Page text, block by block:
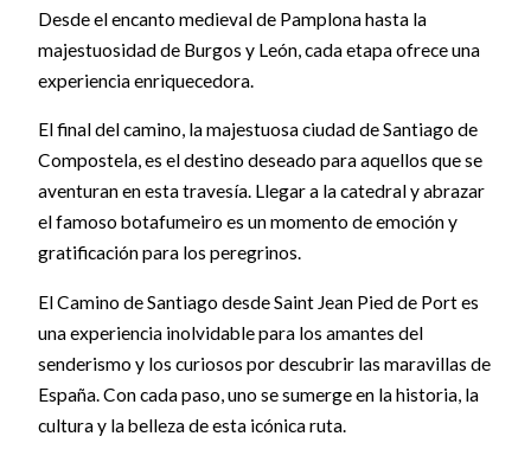
Desde el encanto medieval de Pamplona hasta la
majestuosidad de Burgos y León, cada etapa ofrece una
experiencia enriquecedora.
El final del camino, la majestuosa ciudad de Santiago de
Compostela, es el destino deseado para aquellos que se
aventuran en esta travesía. Llegar a la catedral y abrazar
el famoso botafumeiro es un momento de emoción y
gratificación para los peregrinos.
El Camino de Santiago desde Saint Jean Pied de Port es
una experiencia inolvidable para los amantes del
senderismo y los curiosos por descubrir las maravillas de
España. Con cada paso, uno se sumerge en la historia, la
cultura y la belleza de esta icónica ruta.